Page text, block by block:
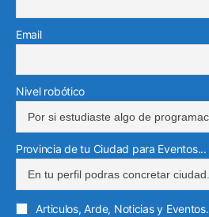
Email
Nivel robótico
Provincia de tu Ciudad para Eventos...
Articulos, Arde, Noticias y Eventos.